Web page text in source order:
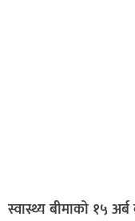
स्वास्थ्य बीमाको १५ अर्ब